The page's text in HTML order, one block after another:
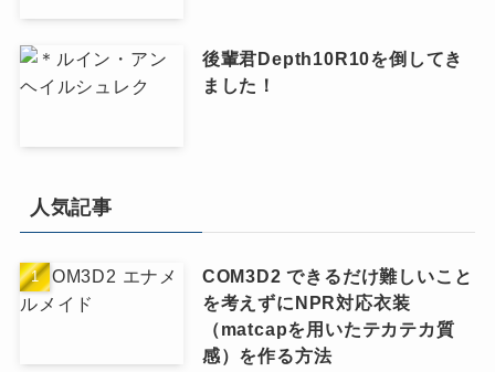
後輩君Depth10R10を倒してき
ました！
人気記事
COM3D2 できるだけ難しいこと
を考えずにNPR対応衣装
（matcapを用いたテカテカ質
感）を作る方法